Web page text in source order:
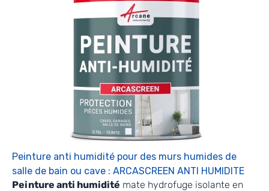
Peinture anti humidité pour des murs humides de
salle de bain ou cave : ARCASCREEN ANTI HUMIDITE
Peinture anti humidité mate hydrofuge isolante en